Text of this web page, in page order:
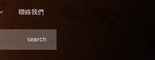
聯絡我們
search